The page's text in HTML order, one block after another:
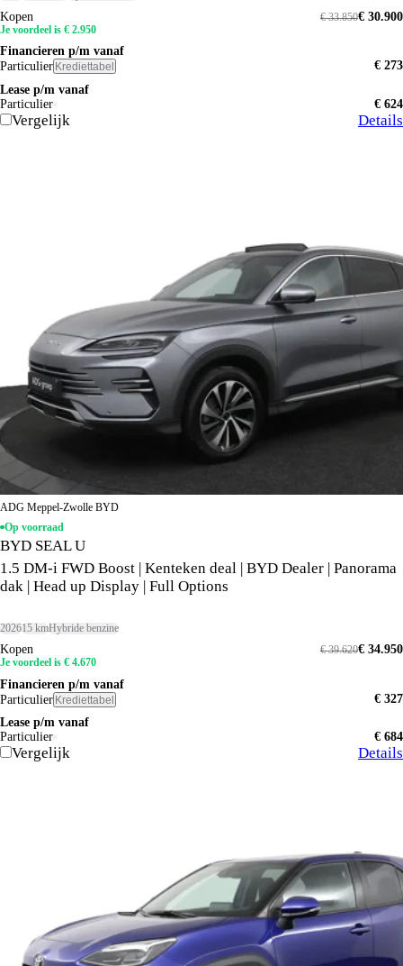
Kopen € 30.900
€ 33.850
Je voordeel is € 2.950
Financieren p/m vanaf
Particulier Krediettabel
€ 273
Lease p/m vanaf
Particulier
€ 624
Vergelijk Details
ADG Meppel-Zwolle BYD
Op voorraad
BYD SEAL U
1.5 DM-i FWD Boost | Kenteken deal | BYD Dealer | Panorama
dak | Head up Display | Full Options
202615 kmHybride benzine
Kopen € 34.950
€ 39.620
Je voordeel is € 4.670
Financieren p/m vanaf
Particulier Krediettabel
€ 327
Lease p/m vanaf
Particulier
€ 684
Vergelijk Details